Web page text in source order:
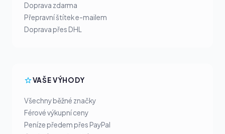
Doprava zdarma
Přepravní štítek e-mailem
Doprava přes DHL
VAŠE VÝHODY
Všechny běžné značky
Férové výkupní ceny
Peníze předem přes PayPal